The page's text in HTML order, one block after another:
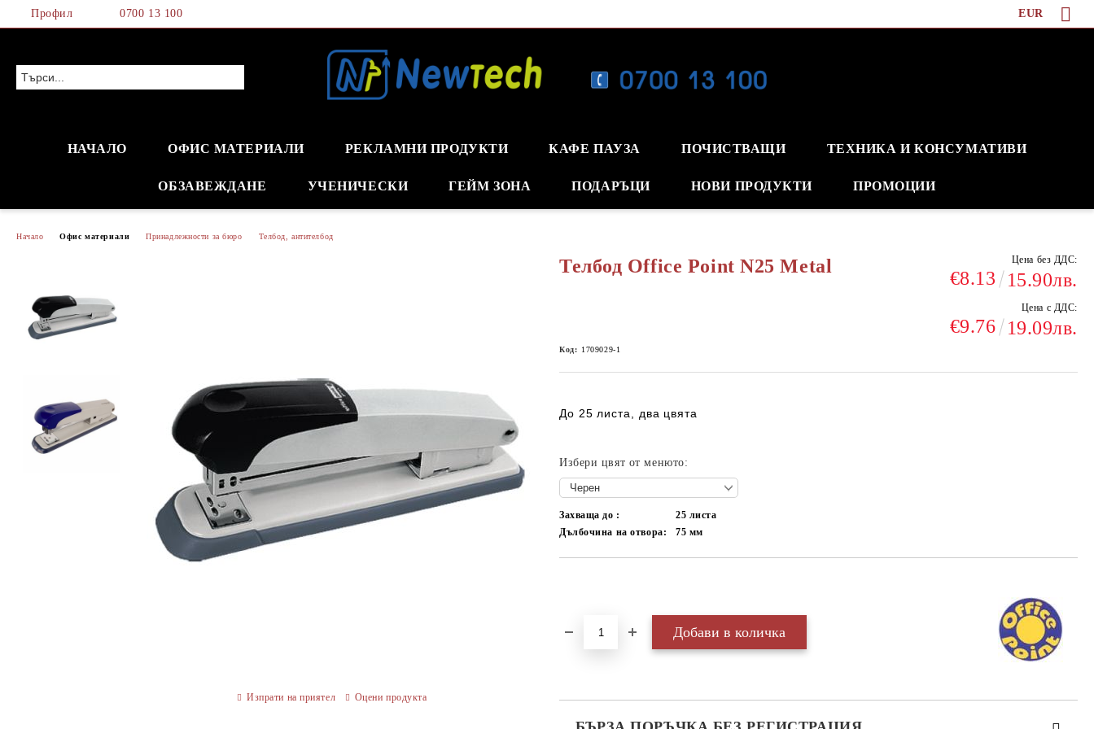
Профил 0700 13 100 EUR
НАЧАЛО ОФИС МАТЕРИАЛИ РЕКЛАМНИ ПРОДУКТИ КАФЕ ПАУЗА ПОЧИСТВАЩИ ТЕХНИКА И КОНСУМАТИВИ
ОБЗАВЕЖДАНЕ УЧЕНИЧЕСКИ ГЕЙМ ЗОНА ПОДАРЪЦИ НОВИ ПРОДУКТИ ПРОМОЦИИ
Начало Офис материали Принадлежности за бюро Телбод, антителбод
Телбод Office Point N25 Metal Цена без ДДС:
€8.13 15.90лв.
Цена с ДДС:
€9.76 19.09лв.
Код: 1709029-1
До 25 листа, два цвята
Избери цвят от менюто:
Захваща до :
25 листа
Дълбочина на отвора:
75 мм
Изпрати на приятел Оцени продукта